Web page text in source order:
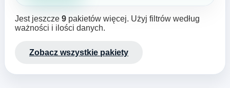
Jest jeszcze 9 pakietów więcej. Użyj filtrów według
ważności i ilości danych.
Zobacz wszystkie pakiety